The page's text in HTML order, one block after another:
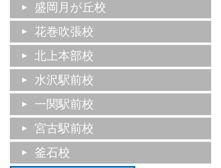
盛岡月が丘校
花巻吹張校
北上本部校
水沢駅前校
一関駅前校
宮古駅前校
釜石校